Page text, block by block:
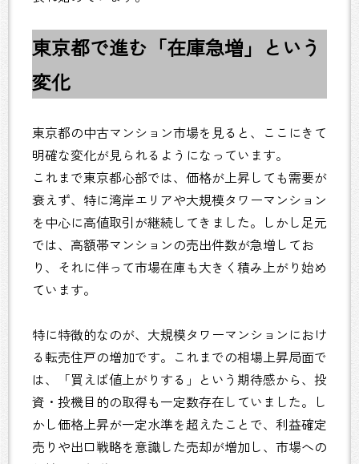
東京都で進む「在庫急増」という
変化
東京都の中古マンション市場を見ると、ここにきて
明確な変化が見られるようになっています。
これまで東京都心部では、価格が上昇しても需要が
衰えず、特に湾岸エリアや大規模タワーマンション
を中心に高値取引が継続してきました。しかし足元
では、高額帯マンションの売出件数が急増してお
り、それに伴って市場在庫も大きく積み上がり始め
ています。
特に特徴的なのが、大規模タワーマンションにおけ
る転売住戸の増加です。これまでの相場上昇局面で
は、「買えば値上がりする」という期待感から、投
資・投機目的の取得も一定数存在していました。し
かし価格上昇が一定水準を超えたことで、利益確定
売りや出口戦略を意識した売却が増加し、市場への